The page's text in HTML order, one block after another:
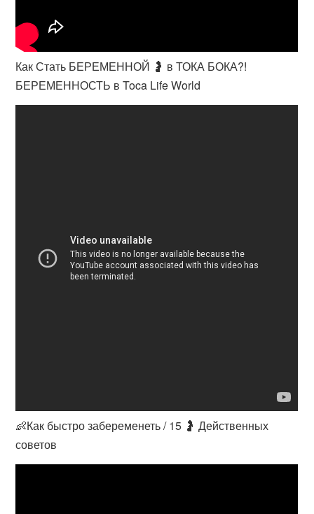
Как Стать БЕРЕМЕННОЙ 🤰 в ТОКА БОКА?!
БЕРЕМЕННОСТЬ в Toca Life World
👶Как быстро забеременеть / 15 🤰 Действенных
советов